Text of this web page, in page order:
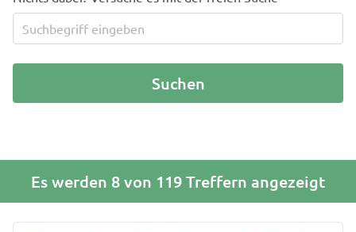
Es werden 8 von 119 Treffern angezeigt